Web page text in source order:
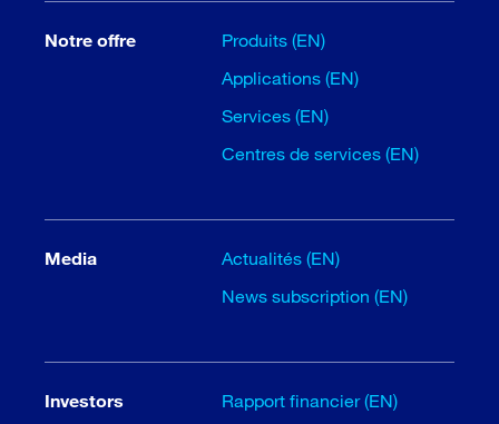
Notre offre
Produits (EN)
Applications (EN)
Services (EN)
Centres de services (EN)
Media
Actualités (EN)
News subscription (EN)
Investors
Rapport financier (EN)